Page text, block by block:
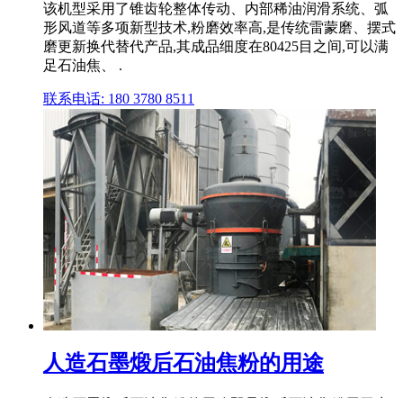
该机型采用了锥齿轮整体传动、内部稀油润滑系统、弧
形风道等多项新型技术,粉磨效率高,是传统雷蒙磨、摆式
磨更新换代替代产品,其成品细度在80425目之间,可以满
足石油焦、 .
联系电话: 180 3780 8511
人造石墨煅后石油焦粉的用途